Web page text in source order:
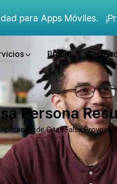
para Apps Móviles.
Precio
Persona
de Citas Falsa Provocó